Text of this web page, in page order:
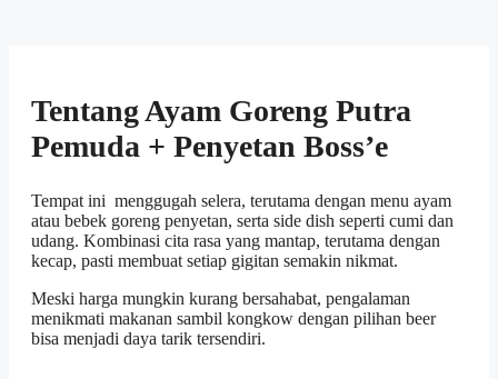
Tentang Ayam Goreng Putra
Pemuda + Penyetan Boss’e
Tempat ini menggugah selera, terutama dengan menu ayam
atau bebek goreng penyetan, serta side dish seperti cumi dan
udang. Kombinasi cita rasa yang mantap, terutama dengan
kecap, pasti membuat setiap gigitan semakin nikmat.
Meski harga mungkin kurang bersahabat, pengalaman
menikmati makanan sambil kongkow dengan pilihan beer
bisa menjadi daya tarik tersendiri.